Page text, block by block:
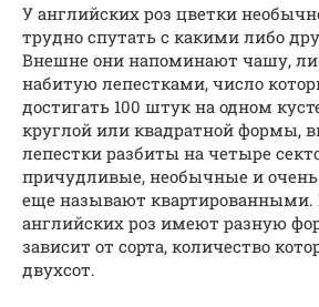
У английских роз цветки
трудно спутать с какими либо
Внешне они напоминают чашу,
набитую лепестками, число
достигать 100 штук на одном
круглой или квадратной формы,
лепестки разбиты на четыре
причудливые, необычные и
еще называют
английских роз имеют разную
зависит от сорта, количество
двухсот.